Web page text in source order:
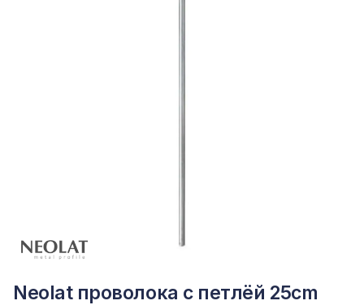
Neolat проволока с петлёй 25cm